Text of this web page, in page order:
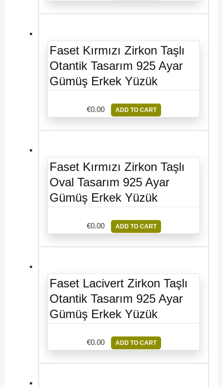
Faset Kırmızı Zirkon Taşlı
Otantik Tasarım 925 Ayar
Gümüş Erkek Yüzük
€0.00 ADD TO CART
Faset Kırmızı Zirkon Taşlı
Oval Tasarım 925 Ayar
Gümüş Erkek Yüzük
€0.00 ADD TO CART
Faset Lacivert Zirkon Taşlı
Otantik Tasarım 925 Ayar
Gümüş Erkek Yüzük
€0.00 ADD TO CART